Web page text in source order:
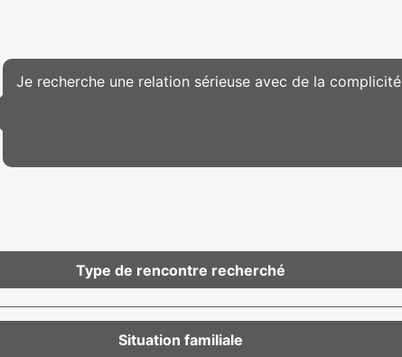
Je recherche une relation sérieuse avec de la complicité
Type de rencontre recherché
Situation familiale